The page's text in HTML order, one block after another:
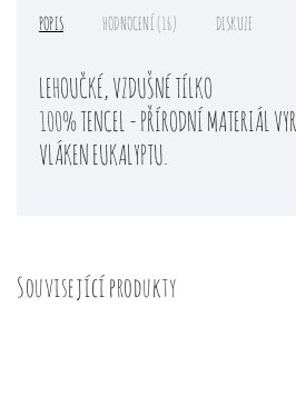
POPIS HODNOCENÍ (16) DISKUZE
LEHOUČKÉ, VZDUŠNÉ TÍLKO
100% TENCEL - PŘÍRODNÍ MATERIÁL
VLÁKEN EUKALYPTU.
Související produkty